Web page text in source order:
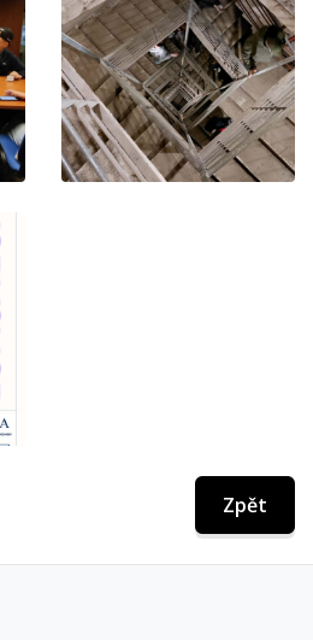
Zpět